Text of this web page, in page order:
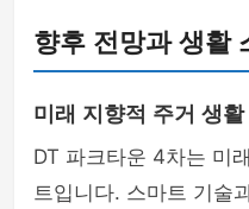
향후 전망과 생활
미래 지향적 주거 생활
DT 파크타운 4차는 미
트입니다. 스마트 기술